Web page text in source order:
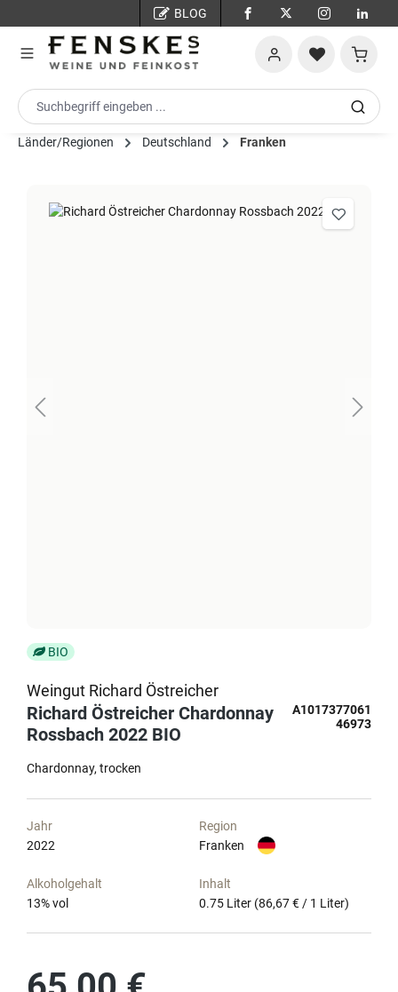
BLOG
Länder/Regionen Deutschland Franken
BIO
Weingut Richard Östreicher
Richard Östreicher Chardonnay
Rossbach 2022 BIO
A1017377061
46973
Chardonnay trocken
Jahr
2022
Region
Franken
Alkoholgehalt
13% vol
Inhalt
0.75 Liter (86,67 € / 1 Liter)